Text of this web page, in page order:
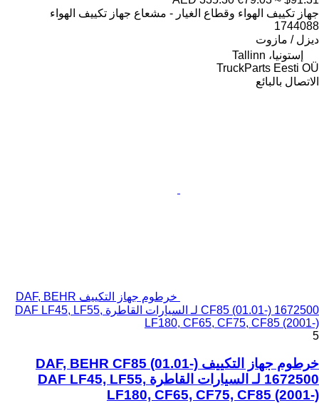
جهاز تكييف الهواء وقطاع الغيار - مشعاع جهاز تكييف الهواء
1744088
ديزل / مازوت
إستونيا، Tallinn
TruckParts Eesti OÜ
الاتصال بالبائع
خرطوم جهاز التكييف DAF, BEHR
CF85 (01.01-) 1672500 لـ السيارات القاطرة DAF LF45, LF55,
LF180, CF65, CF75, CF85 (2001-)
5
خرطوم جهاز التكييف DAF, BEHR CF85 (01.01-)
1672500 لـ السيارات القاطرة DAF LF45, LF55,
LF180, CF65, CF75, CF85 (2001-)